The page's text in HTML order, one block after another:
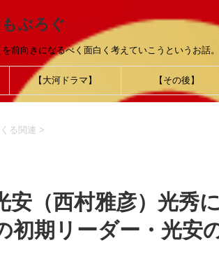
ぶろぐ
前向きになるべく面白く考えていこうというお話。
【大河ドラマ】 【その後】
る関連 >
安（西村雅彦）光秀
初期リーダー・光安